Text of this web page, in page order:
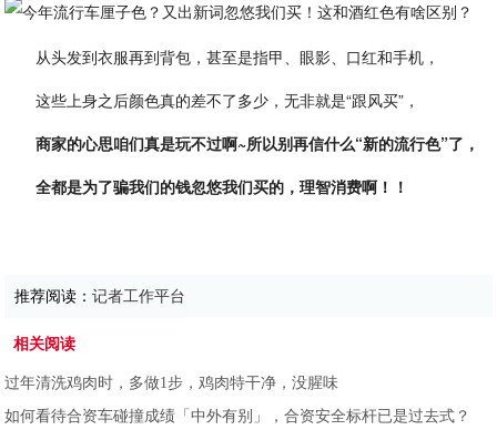
从头发到衣服再到背包，甚至是指甲、眼影、口红和手机，
这些上身之后颜色真的差不了多少，无非就是“跟风买”，
商家的心思咱们真是玩不过啊~所以别再信什么“新的流行色”了，
全都是为了骗我们的钱忽悠我们买的，理智消费啊！！
推荐阅读：记者工作平台
相关阅读
过年清洗鸡肉时，多做1步，鸡肉特干净，没腥味
如何看待合资车碰撞成绩「中外有别」，合资安全标杆已是过去式？